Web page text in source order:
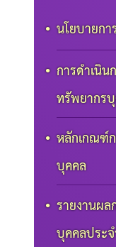
นโยบายก
การดำเนิ
ทรัพยากร
หลักเกณฑ์
บุคคล
รายงานผ
บุคคลประ